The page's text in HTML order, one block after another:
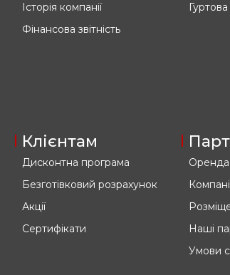
Історія компанії
Фінансова звітність
Гуртова
Клієнтам
Дисконтна програма
Безготівковий розрахунок
Акції
Сертифікати
Оренда
Наші
Умови